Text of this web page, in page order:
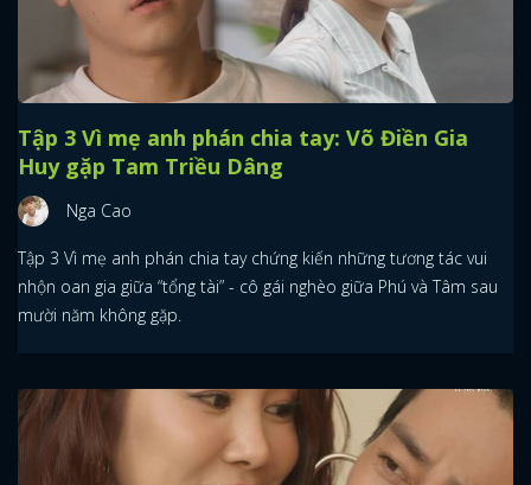
Tập 3 Vì mẹ anh phán chia tay: Võ Điền Gia
Huy gặp Tam Triều Dâng
Nga Cao
Tập 3 Vì mẹ anh phán chia tay chứng kiến những tương tác vui
nhộn oan gia giữa “tổng tài” - cô gái nghèo giữa Phú và Tâm sau
mười năm không gặp.